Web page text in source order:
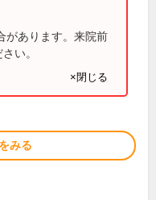
があります。来院前
い。
×閉じる
みる